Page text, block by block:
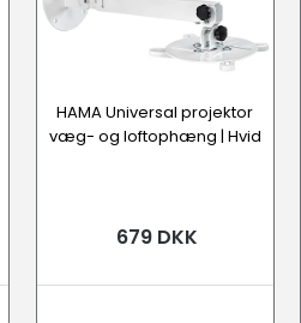
HAMA Universal projektor
væg- og loftophæng | Hvid
679 DKK